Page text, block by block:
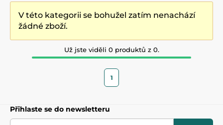
V této kategorii se bohužel zatím nenachází
žádné zboží.
Už jste viděli 0 produktů z 0.
1
Přihlaste se do newsletteru